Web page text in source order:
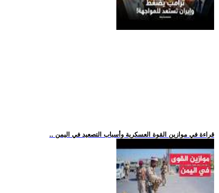
.. قراءة في موازين القوة العسكرية وأسباب التصعيد في اليمن